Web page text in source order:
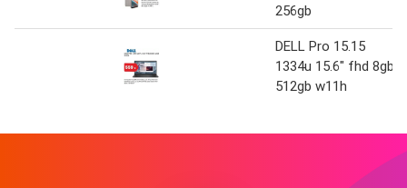
256gb
DELL Pro 15.15
1334u 15.6" fhd 8gb
512gb w11h